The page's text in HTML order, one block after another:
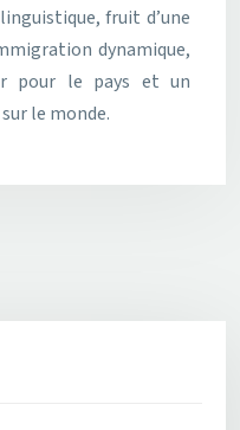
fruit d’une
dynamique,
pour le pays et un
le monde.